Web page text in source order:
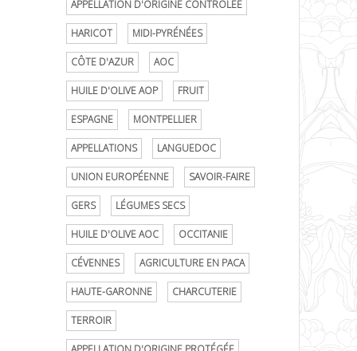
APPELLATION D'ORIGINE CONTRÔLÉE
HARICOT MIDI-PYRÉNÉES
CÔTE D'AZUR AOC
HUILE D'OLIVE AOP FRUIT
ESPAGNE MONTPELLIER
APPELLATIONS LANGUEDOC
UNION EUROPÉENNE SAVOIR-FAIRE
GERS LÉGUMES SECS
HUILE D'OLIVE AOC OCCITANIE
CÉVENNES AGRICULTURE EN PACA
HAUTE-GARONNE CHARCUTERIE
TERROIR